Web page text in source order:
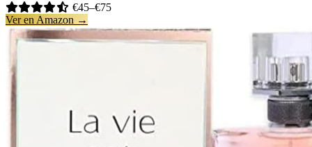
€45–€75
Ver en Amazon →